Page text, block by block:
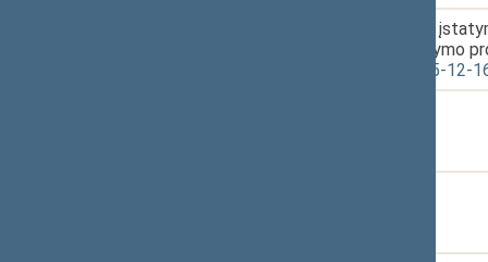
Atmintinų dienų
pakeitimo įstatymo
XVP-1132 2025-12-